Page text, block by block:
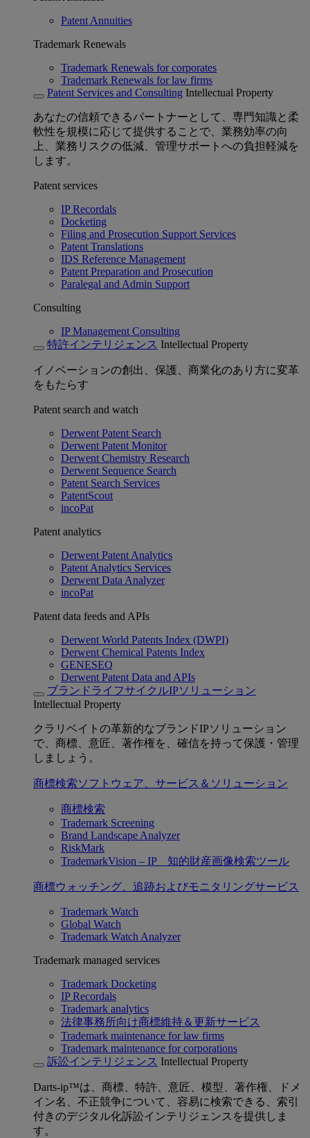
Patent Annuities
Trademark Renewals
Trademark Renewals for corporates
Trademark Renewals for law firms
Patent Services and Consulting Intellectual Property
あなたの信頼できるパートナーとして、専門知識と柔
軟性を規模に応じて提供することで、業務効率の向
上、業務リスクの低減、管理サポートへの負担軽減を
します。
Patent services
IP Recordals
Docketing
Filing and Prosecution Support Services
Patent Translations
IDS Reference Management
Patent Preparation and Prosecution
Paralegal and Admin Support
Consulting
IP Management Consulting
特許インテリジェンス Intellectual Property
イノベーションの創出、保護、商業化のあり方に変革
をもたらす
Patent search and watch
Derwent Patent Search
Derwent Patent Monitor
Derwent Chemistry Research
Derwent Sequence Search
Patent Search Services
PatentScout
incoPat
Patent analytics
Derwent Patent Analytics
Patent Analytics Services
Derwent Data Analyzer
incoPat
Patent data feeds and APIs
Derwent World Patents Index (DWPI)
Derwent Chemical Patents Index
GENESEQ
Derwent Patent Data and APIs
ブランドライフサイクルIPソリューション
Intellectual Property
クラリベイトの革新的なブランドIPソリューション
で、商標、意匠、著作権を、確信を持って保護・管理
しましょう。
商標検索ソフトウェア、サービス＆ソリューション
商標検索
Trademark Screening
Brand Landscape Analyzer
RiskMark
TrademarkVision – IP 知的財産画像検索ツール
商標ウォッチング、追跡およびモニタリングサービス
Trademark Watch
Global Watch
Trademark Watch Analyzer
Trademark managed services
Trademark Docketing
IP Recordals
Trademark analytics
法律事務所向け商標維持＆更新サービス
Trademark maintenance for law firms
Trademark maintenance for corporations
訴訟インテリジェンス Intellectual Property
Darts-ip™は、商標、特許、意匠、模型、著作権、ドメ
イン名、不正競争について、容易に検索できる、索引
付きのデジタル化訴訟インテリジェンスを提供しま
す。